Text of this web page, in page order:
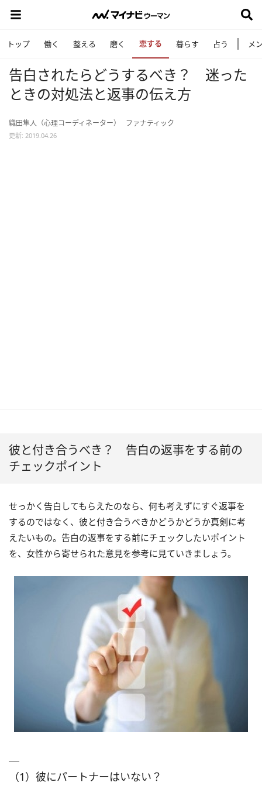
トップ 働く 整える 磨く 恋する 暮らす 占う メ
告白されたらどうするべき？ 迷った
ときの対処法と返事の伝え方
織田隼人（心理コーディネーター） ファナティック
更新: 2019.04.26
彼と付き合うべき？ 告白の返事をする前の
チェックポイント
せっかく告白してもらえたのなら、何も考えずにすぐ返事を
するのではなく、彼と付き合うべきかどうかどうか真剣に考
えたいもの。告白の返事をする前にチェックしたいポイント
を、女性から寄せられた意見を参考に見ていきましょう。
（1）彼にパートナーはいない？